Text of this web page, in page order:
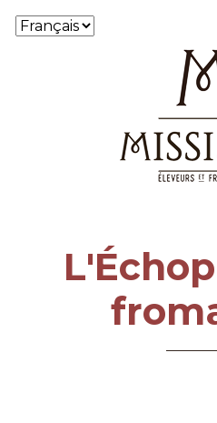
Aller au contenu principal